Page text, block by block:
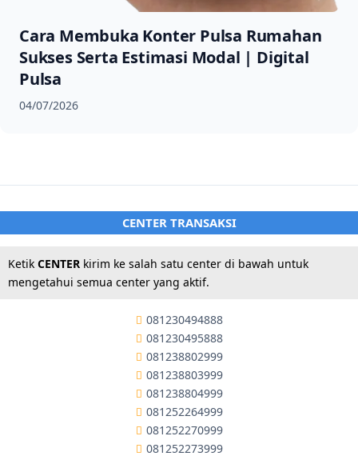
Cara Membuka Konter Pulsa Rumahan
Sukses Serta Estimasi Modal | Digital
Pulsa
04/07/2026
CENTER TRANSAKSI
Ketik CENTER kirim ke salah satu center di bawah untuk
mengetahui semua center yang aktif.
081230494888
081230495888
081238802999
081238803999
081238804999
081252264999
081252270999
081252273999